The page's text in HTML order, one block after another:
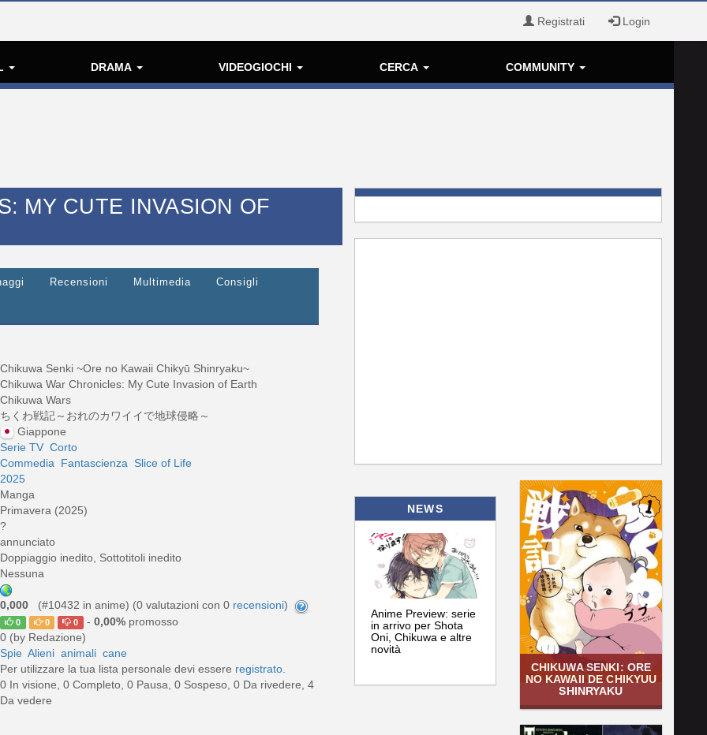
Registrati Login
DRAMA VIDEOGIOCHI CERCA COMMUNITY
MY CUTE INVASION OF
Recensioni Multimedia Consigli
Chikuwa Senki ~Ore no Kawaii Chikyū Shinryaku~
Chikuwa War Chronicles: My Cute Invasion of Earth
Chikuwa Wars
ちくわ戦記～おれのカワイイで地球侵略～
Giappone
Serie TV Corto
Commedia Fantascienza Slice of Life
2025
Manga
Primavera (2025)
?
annunciato
Doppiaggio inedito, Sottotitoli inedito
Nessuna
0,000 (#10432 in anime) (0 valutazioni con 0 recensioni)
0 0 0 - 0,00%promosso
0 (by Redazione)
Spie Alieni animali cane
Per utilizzare la tua lista personale devi essere registrato
0 In visione, 0 Completo, 0 Pausa, 0 Sospeso, 0 Da rivedere, 4
Da vedere
NEWS
Anime Preview: serie
in arrivo per Shota
Oni, Chikuwa e altre
novità
CHIKUWA SENKI: ORE
NO KAWAII DE CHIKYUU
SHINRYAKU